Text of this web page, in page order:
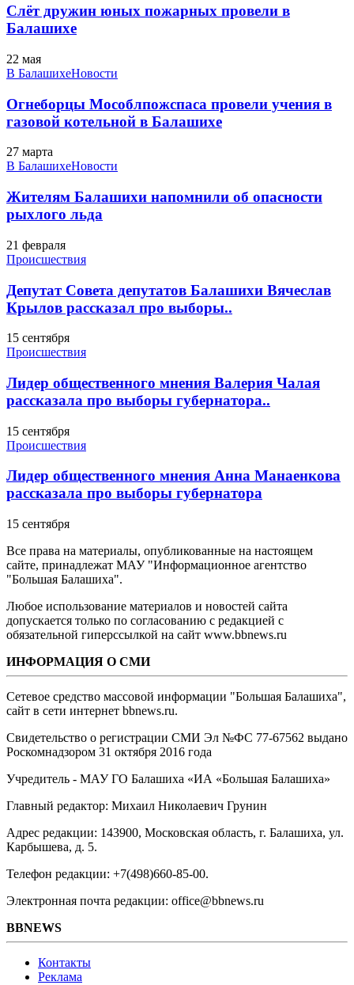
Слёт дружин юных пожарных провели в
Балашихе
22 мая
В БалашихеНовости
Огнеборцы Мособлпожспаса провели учения в
газовой котельной в Балашихе
27 марта
В БалашихеНовости
Жителям Балашихи напомнили об опасности
рыхлого льда
21 февраля
Происшествия
Депутат Совета депутатов Балашихи Вячеслав
Крылов рассказал про выборы..
15 сентября
Происшествия
Лидер общественного мнения Валерия Чалая
рассказала про выборы губернатора..
15 сентября
Происшествия
Лидер общественного мнения Анна Манаенкова
рассказала про выборы губернатора
15 сентября
Все права на материалы, опубликованные на настоящем
сайте, принадлежат МАУ "Информационное агентство
"Большая Балашиха".
Любое использование материалов и новостей сайта
допускается только по согласованию с редакцией с
обязательной гиперссылкой на сайт www.bbnews.ru
ИНФОРМАЦИЯ О СМИ
Сетевое средство массовой информации "Большая Балашиха",
сайт в сети интернет bbnews.ru.
Свидетельство о регистрации СМИ Эл №ФС ‎77-67562 выдано
Роскомнадзором 31 октября 2016 года
Учредитель - МАУ ГО Балашиха «ИА «Большая Балашиха»
Главный редактор: Михаил Николаевич Грунин
Адрес редакции: 143900, Московская область, г. Балашиха, ул.
Карбышева, д. 5.
Телефон редакции: +7(498)660-85-00.
Электронная почта редакции: office@bbnews.ru
BBNEWS
Контакты
Реклама